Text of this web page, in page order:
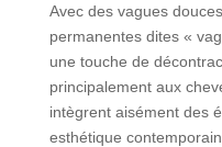
Avec des vagues
permanentes dites «
une touche de
principalement aux
intègrent aisément des
esthétique